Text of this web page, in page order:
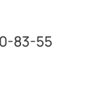
83-55